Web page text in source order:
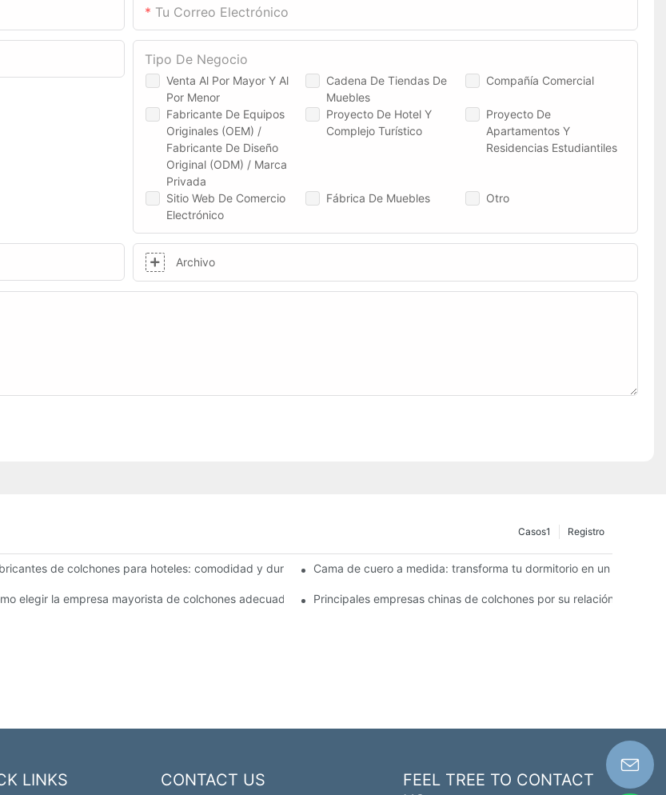
Tu Correo Electrónico
Venta Al Por Mayor Y Al
Por Menor
Cadena De Tiendas De
Muebles
Compañía Comercial
Fabricante De Equipos
Originales (OEM) /
Fabricante De Diseño
Original (ODM) / Marca
Privada
Proyecto De Hotel Y
Complejo Turístico
Proyecto De
Apartamentos Y
Residencias Estudiantiles
Sitio Web De Comercio
Electrónico
Fábrica De Muebles Otro
Tipo De Negocio
Archivo
Registro
Casos1
de colchones para hoteles: comodidad y durabilidad.Cama de cuero a medida: transforma tu dormitorio en un espacio
elegir la empresa mayorista de colchones adecuada para su negocioPrincipales empresas chinas de colchones por su relación calidad-
LINKS CONTACT US
FEEL TREE TO CONTACT